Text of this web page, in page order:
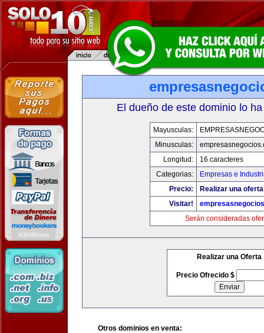
El dueño de este dominio lo
Mayusculas:
Minusculas:
Longitud:
16 caracteres
Categorias:
Empresas e
Precio:
Realizar una
Visitar!
Serán consideradas
Realizar una Oferta
Precio Ofrecido $
Otros dominios en venta: